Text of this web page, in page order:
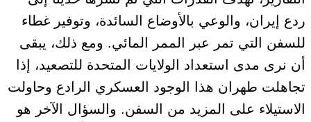
ردع إيران، والوعي بالأوضاع السائدة، وتوفير غطاء
للسفن التي تمر عبر الممر المائي. ومع ذلك، يبقى
أن نرى مدى استعداد الولايات المتحدة للتصعيد، إذا
تجاهلت طهران هذا الوجود العسكري الرادع وحاولت
الاستيلاء على المزيد من السفن. والسؤال الآخر هو